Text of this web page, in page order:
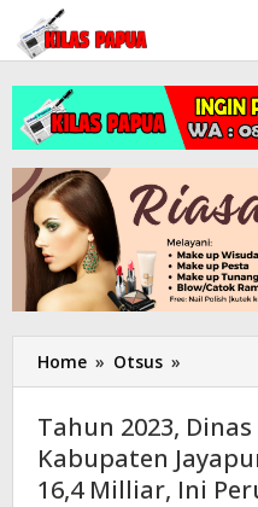
Lewati
konten
Home » Otsus »
2023,
Dinas
Jayapura
Tahun 2023,
Kabupaten
16,4 Milliar, Ini